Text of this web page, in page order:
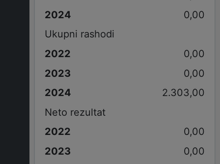
0,00
Ukupni rashodi
0,00
0,00
2.303,00
Neto rezultat
0,00
0,00